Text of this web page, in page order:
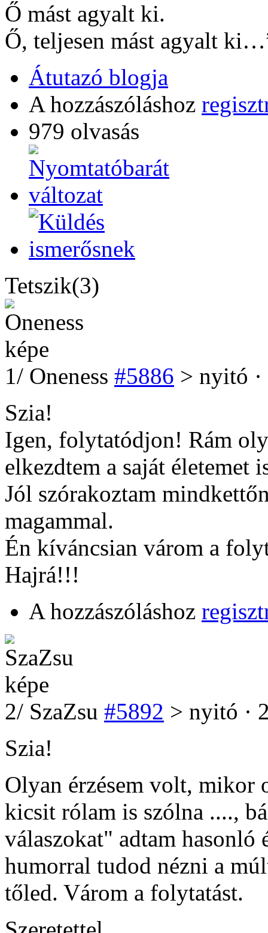
Ő mást agyalt ki.
Ő, teljesen mást agyalt
Átutazó blogja
A hozzászóláshoz
979 olvasás
Tetszik(3)
1/ Oneness #5886 > nyitó
Szia!
Igen, folytatódjon! Rám
elkezdtem a saját életemet
Jól szórakoztam
magammal.
Én kíváncsian várom a
Hajrá!!!
A hozzászóláshoz
2/ SzaZsu #5892 > nyitó ·
Szia!
Olyan érzésem volt, mikor
kicsit rólam is szólna ....,
válaszokat" adtam
humorral tudod nézni a
tőled. Várom a folytatást.